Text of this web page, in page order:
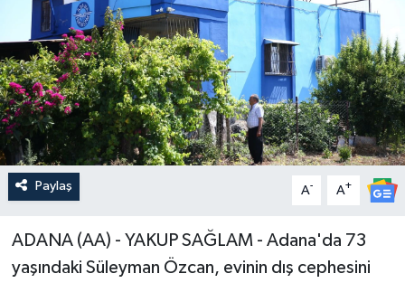
Paylaş A- A+
ADANA (AA) - YAKUP SAĞLAM - Adana'da 73
yaşındaki Süleyman Özcan, evinin dış cephesini